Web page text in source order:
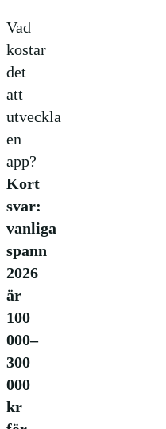
Vad
kostar
det
att
utveckla
en
app?
Kort
svar:
vanliga
spann
2026
är
100
000–
300
000
kr